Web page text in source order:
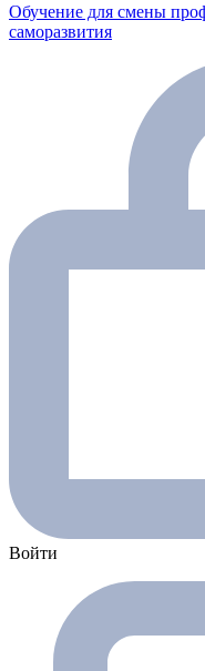
Обучение для смены
саморазвития
Войти